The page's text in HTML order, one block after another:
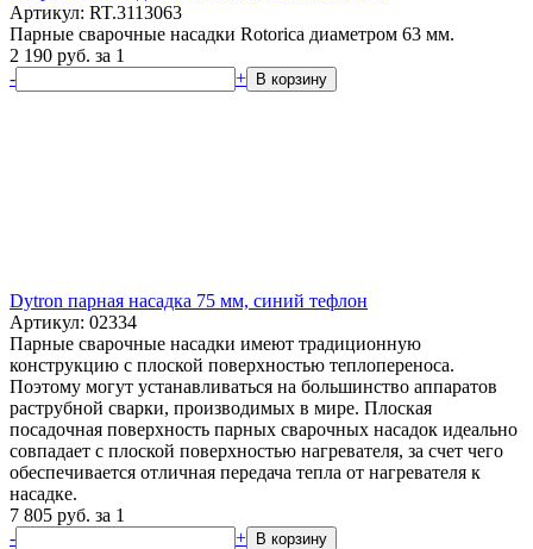
Артикул: RT.3113063
Парные сварочные насадки Rotorica диаметром 63 мм.
2 190 руб. за 1
-
+ В корзину
Dytron парная насадка 75 мм, синий тефлон
Артикул: 02334
Парные сварочные насадки имеют традиционную
конструкцию с плоской поверхностью теплопереноса.
Поэтому могут устанавливаться на большинство аппаратов
раструбной сварки, производимых в мире. Плоская
посадочная поверхность парных сварочных насадок идеально
совпадает с плоской поверхностью нагревателя, за счет чего
обеспечивается отличная передача тепла от нагревателя к
насадке.
7 805 руб. за 1
-
+ В корзину